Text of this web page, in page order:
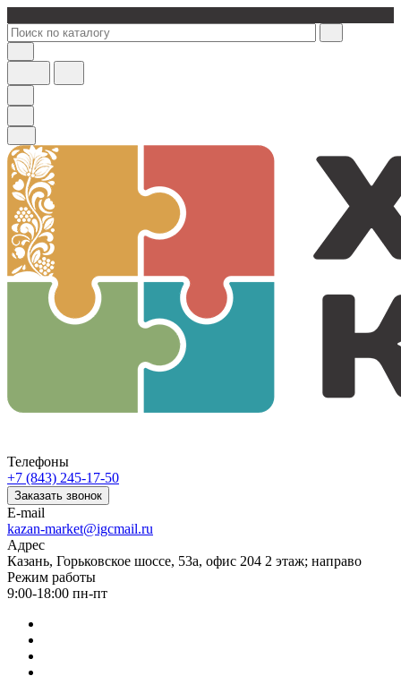
Телефоны
+7 (843) 245-17-50
Заказать звонок
E-mail
kazan-market@igcmail.ru
Адрес
Казань, ​Горьковское шоссе, 53а, офис 204 2 этаж; направо
Режим работы
9:00-18:00 пн-пт